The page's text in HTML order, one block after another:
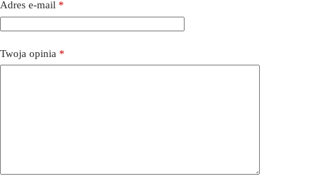
Adres e-mail *
Twoja opinia *